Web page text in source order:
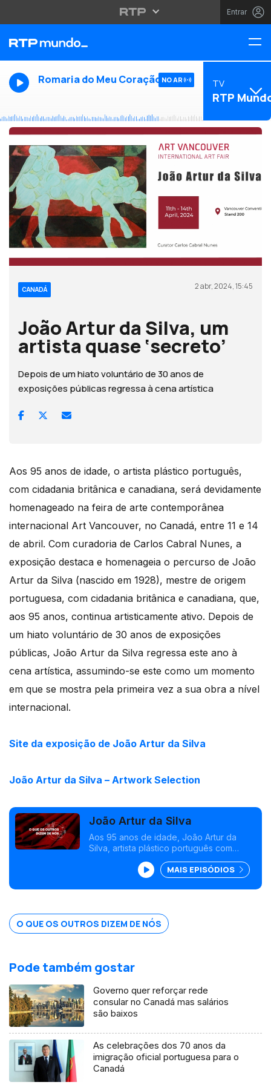
Entrar
Romaria do Meu Coração NO AR TV
RTP
CANADÁ 2 abr, 2024, 15:45
João Artur da Silva, um
artista quase ‘secreto’
Depois de um hiato voluntário de 30 anos de
exposições públicas regressa à cena artística
Aos 95 anos de idade, o artista plástico português,
com cidadania britânica e canadiana, será devidamente
homenageado na feira de arte contemporânea
internacional Art Vancouver, no Canadá, entre 11 e 14
de abril. Com curadoria de Carlos Cabral Nunes, a
exposição destaca e homenageia o percurso de João
Artur da Silva (nascido em 1928), mestre de origem
portuguesa, com cidadania britânica e canadiana, que,
aos 95 anos, continua artisticamente ativo. Depois de
um hiato voluntário de 30 anos de exposições
públicas, João Artur da Silva regressa este ano à
cena artística, assumindo-se este como um momento
em que se mostra pela primeira vez a sua obra a nível
internacional.
Site da exposição de João Artur da Silva
João Artur da Silva – Artwork Selection
João Artur da Silva
Aos 95 anos de idade, João Artur da
Silva, artista plástico português com
homenageado na Internacional Art
Vancouver, no Canadá, entre 11 e 14 de
abril.
MAIS EPISÓDIOS
O QUE OS OUTROS DIZEM DE NÓS
Pode também gostar
Governo quer reforçar rede
consular no Canadá mas salários
são baixos
As celebrações dos 70 anos da
imigração oficial portuguesa para o
Canadá